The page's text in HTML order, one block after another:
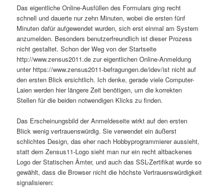
Das eigentliche Online-Ausfüllen des Formulars ging recht
schnell und dauerte nur zehn Minuten, wobei die ersten fünf
Minuten dafür aufgewendet wurden, sich erst einmal am System
anzumelden. Besonders benutzerfreundlich ist dieser Prozess
nicht gestaltet. Schon der Weg von der Startseite
http://www.zensus2011.de zur eigentlichen Online-Anmeldung
unter https://www.zensus2011-befragungen.de/idev/ist nicht auf
den ersten Blick ersichtlich. Ich denke, gerade viele Computer-
Laien werden hier längere Zeit benötigen, um die korrekten
Stellen für die beiden notwendigen Klicks zu finden.
Das Erscheinungsbild der Anmeldeseite wirkt auf den ersten
Blick wenig vertrauenswürdig. Sie verwendet ein äußerst
schlichtes Design, das eher nach Hobbyprogrammierer aussieht,
statt dem Zensus11-Logo sieht man nur ein recht altbackenes
Logo der Statischen Ämter, und auch das SSL-Zertifikat wurde so
gewählt, dass die Browser nicht die höchste Vertrauenswürdigkeit
signalisieren: